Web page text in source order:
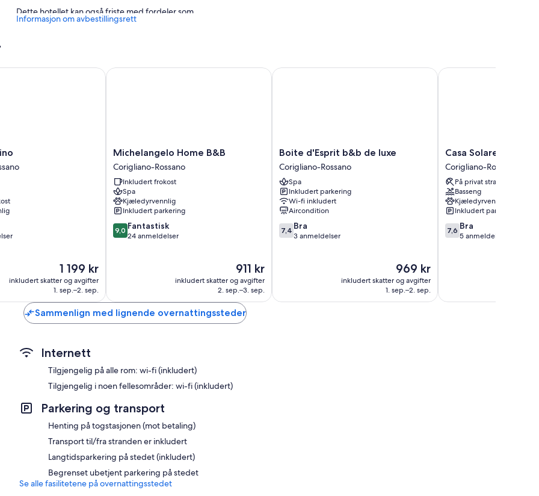
Dette hotellet kan også friste med fordeler som
Hurtiginnsjekking, badeland (mot betaling) og barnepass (mot betaling)
Bad med regndusjhode og bidé
Flatskjerm-TV med kabel-TV
Daglig rengjøring, skrivebord og telefon
Informasjon om avbestillingsrett
Prisen
er
1 199 kr
1 199 kr
inkludert skatter og avgifter
1. sep.–2. sep.
Michelangelo
Home
B&B
Corigliano-
Rossano
Michelangelo Home B&B
Corigliano-Rossano
Inkludert frokost
Spa
Kjæledyrvennlig
Inkludert parkering
9.0
av
9,0 Fantastisk
24 anmeldelser
Prisen
er
911 kr
911 kr
inkludert skatter og avgifter
2. sep.–3. sep.
Michelangelo Home B&B
Boite
d'Esprit
b&b
de
luxe
Corigliano-
Rossano
Boite d'Esprit b&b de luxe
Corigliano-Rossano
Spa
Inkludert parkering
Wi-fi inkludert
Aircondition
7.4
av
7,4 Bra
3 anmeldelser
Prisen
er
969 kr
969 kr
inkludert skatter og avgifter
1. sep.–2. sep.
Boite d'Esprit b&b de luxe
Casa
Solares
Corigliano-
Rossano
Casa Solares
Corigliano-Rossano
På privat strand
Basseng
Kjæledyrvennlig
Inkludert parkering
7.6
av
7,6 Bra
5 anmeldelser
Casa Solares
Sammenlign med lignende overnattingssteder
Internett
Tilgjengelig på alle rom: wi-fi (inkludert)
Tilgjengelig i noen fellesområder: wi-fi (inkludert)
Parkering og transport
Henting på togstasjonen (mot betaling)
Transport til/fra stranden er inkludert
Langtidsparkering på stedet (inkludert)
Begrenset ubetjent parkering på stedet
Se alle fasilitetene på overnattingsstedet